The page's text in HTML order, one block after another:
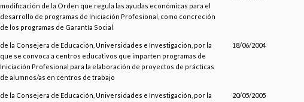
modificación de la Orden que regula las ayudas económicas para el
desarrollo de programas de Iniciación Profesional, como concreción
de los programas de Garantía Social
de la Consejera de Educación, Universidades e Investigación, por la
que se convoca a centros educativos que imparten programas de
Iniciación Profesional para la elaboración de proyectos de prácticas
de alumnos/as en centros de trabajo
18/06/2004
de la Consejera de Educación, Universidades e Investigación, por la
20/05/2005